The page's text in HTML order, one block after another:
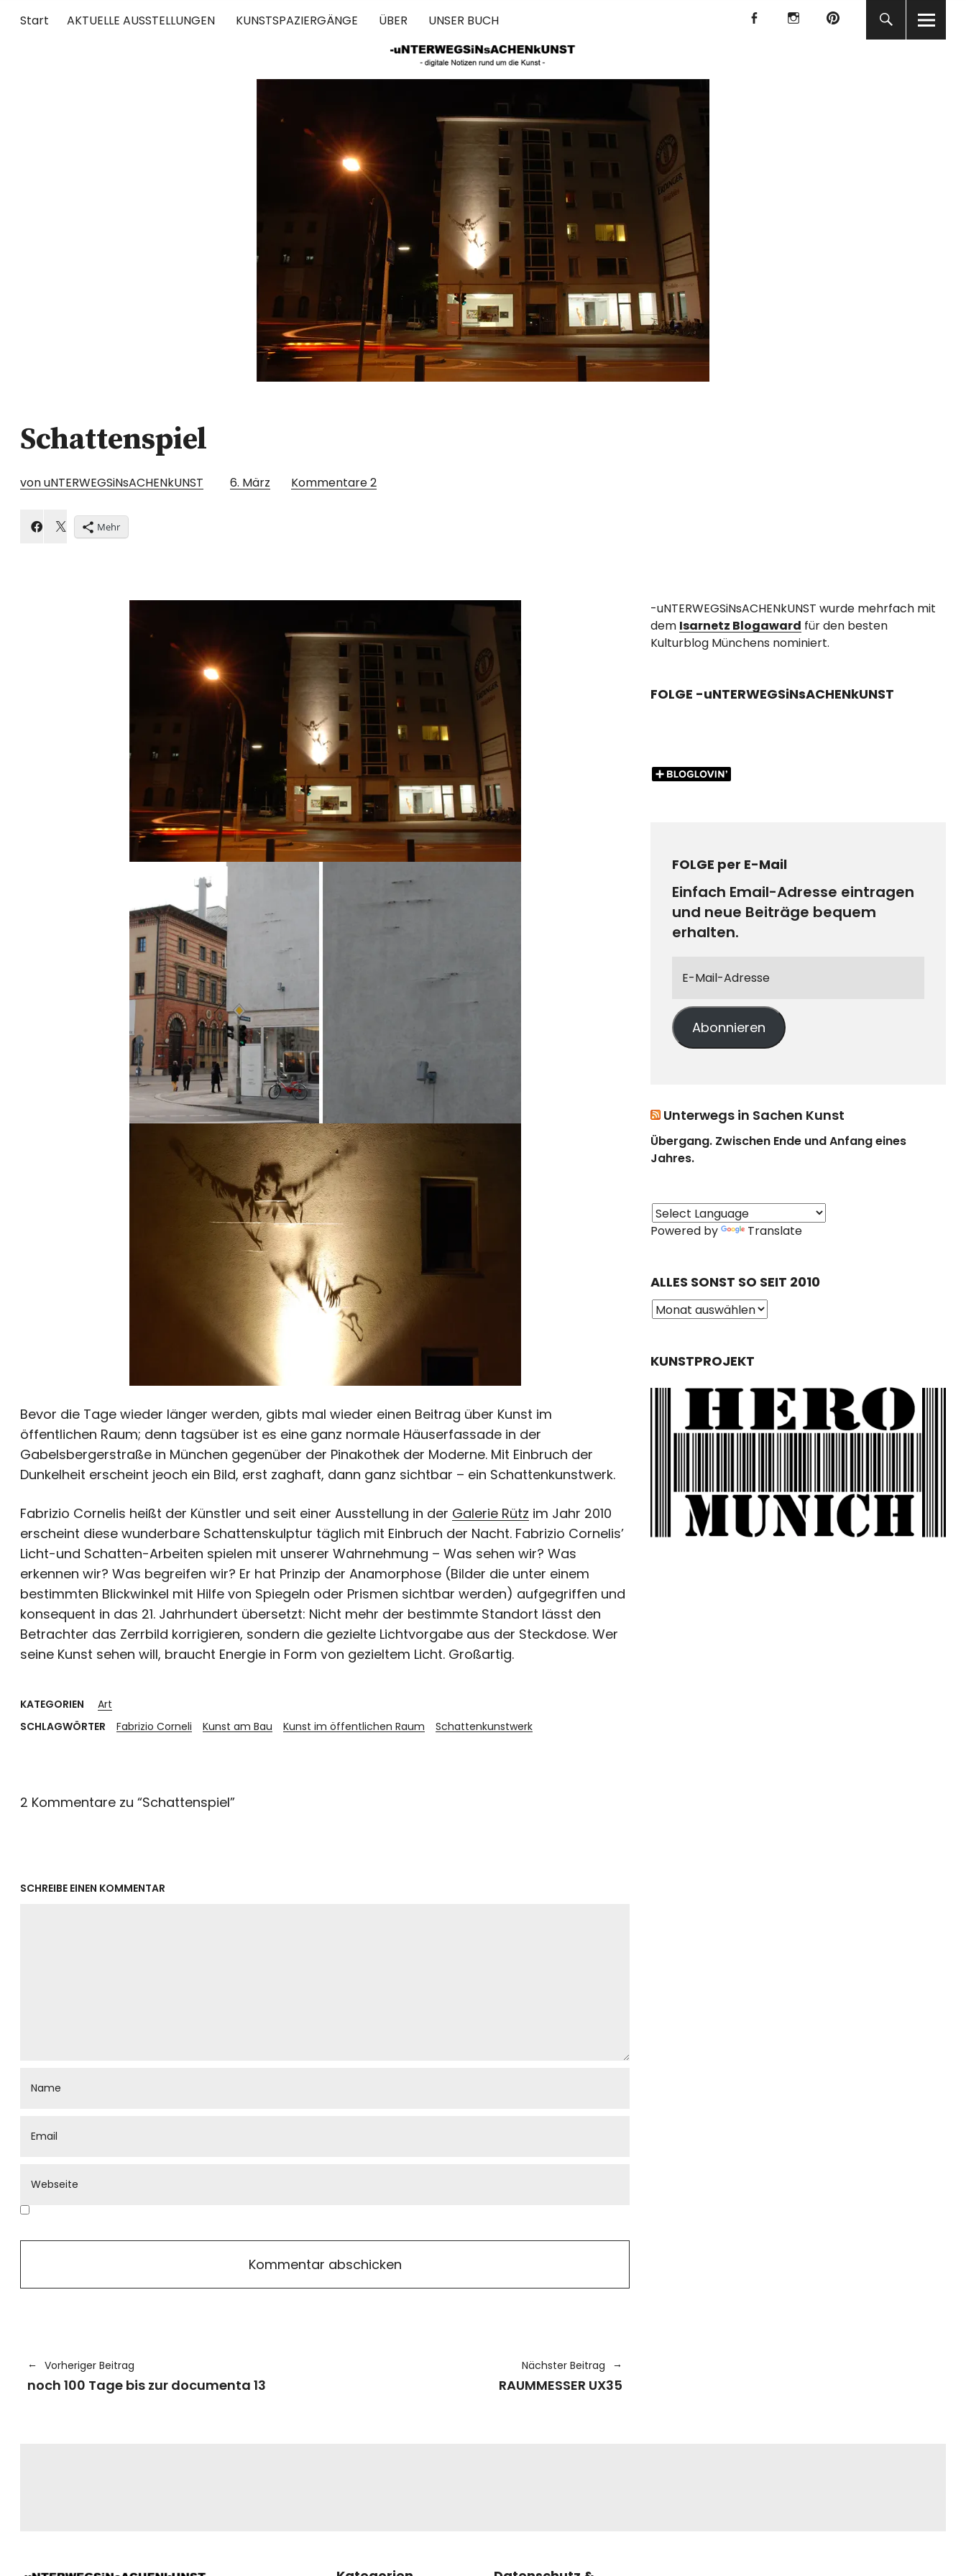
Start AKTUELLE AUSSTELLUNGEN KUNSTSPAZIERGÄNGE ÜBER UNSER BUCH
UNTERWEGS IN SACHEN KUNST
f I P
Schattenspiel
von uNTERWEGSiNsACHENkUNST 6. März Kommentare2
Mehr
Bevor die Tage wieder länger werden, gibts mal wieder einen Beitrag über Kunst im
öffentlichen Raum; denn tagsüber ist es eine ganz normale Häuserfassade in der
Gabelsbergerstraße in München gegenüber der Pinakothek der Moderne. Mit Einbruch der
Dunkelheit erscheint jeoch ein Bild, erst zaghaft, dann ganz sichtbar – ein Schattenkunstwerk.
Fabrizio Cornelis heißt der Künstler und seit einer Ausstellung in der Galerie Rütz im Jahr 2010
erscheint diese wunderbare Schattenskulptur täglich mit Einbruch der Nacht. Fabrizio Cornelis’
Licht-und Schatten-Arbeiten spielen mit unserer Wahrnehmung – Was sehen wir? Was
erkennen wir? Was begreifen wir? Er hat Prinzip der Anamorphose (Bilder die unter einem
bestimmten Blickwinkel mit Hilfe von Spiegeln oder Prismen sichtbar werden) aufgegriffen und
konsequent in das 21. Jahrhundert übersetzt: Nicht mehr der bestimmte Standort lässt den
Betrachter das Zerrbild korrigieren, sondern die gezielte Lichtvorgabe aus der Steckdose. Wer
seine Kunst sehen will, braucht Energie in Form von gezieltem Licht. Großartig.
KATEGORIEN
Art
SCHLAGWÖRTER
Fabrizio Corneli Kunst am Bau Kunst im öffentlichen Raum Schattenkunstwerk
2 Kommentare zu “Schattenspiel”
SCHREIBE EINEN KOMMENTAR
Vorheriger Beitrag
noch 100 Tage bis zur documenta 13
Nächster Beitrag
RAUMMESSER UX35
-uNTERWEGSiNsACHENkUNST wurde mehrfach mit
dem Isarnetz Blogaward für den besten
Kulturblog Münchens nominiert.
FOLGE -uNTERWEGSiNsACHENkUNST
FOLGE per E-Mail
Einfach Email-Adresse eintragen
und neue Beiträge bequem
erhalten.
Abonnieren
Unterwegs in Sachen Kunst
Übergang. Zwischen Ende und Anfang eines
Jahres.
Powered by Translate
ALLES SONST SO SEIT 2010
KUNSTPROJEKT